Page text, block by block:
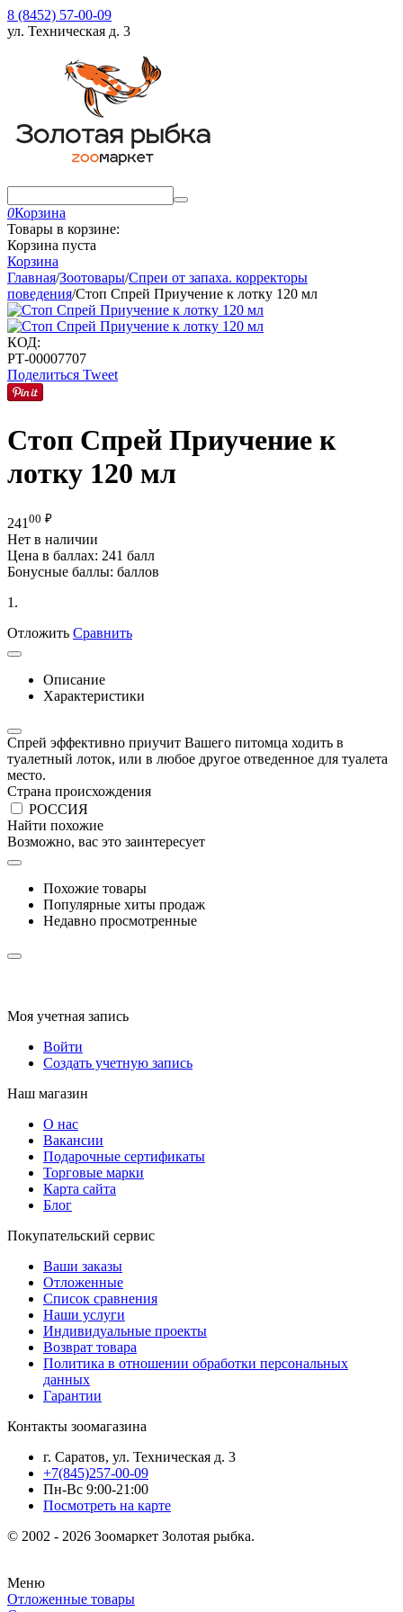
8 (8452) 57-00-09
ул. Техническая д. 3
0Корзина
Товары в корзине:
Корзина пуста
Корзина
Главная/Зоотовары/Спреи от запаха. корректоры
поведения/Стоп Спрей Приучение к лотку 120 мл
КОД:
РТ-00007707
Поделиться Tweet
Стоп Спрей Приучение к
лотку 120 мл
241 00 ₽
Нет в наличии
Цена в баллах: 241 балл
Бонусные баллы: баллов
1.
Отложить Сравнить
Описание
Характеристики
Спрей эффективно приучит Вашего питомца ходить в
туалетный лоток, или в любое другое отведенное для туалета
место.
Страна происхождения
РОССИЯ
Найти похожие
Возможно, вас это заинтересует
Похожие товары
Популярные хиты продаж
Недавно просмотренные
Моя учетная запись
Войти
Создать учетную запись
Наш магазин
О нас
Вакансии
Подарочные сертификаты
Торговые марки
Карта сайта
Блог
Покупательский сервис
Ваши заказы
Отложенные
Список сравнения
Наши услуги
Индивидуальные проекты
Возврат товара
Политика в отношении обработки персональных
данных
Гарантии
Контакты зоомагазина
г. Саратов, ул. Техническая д. 3
+7(845)257-00-09
Пн-Вс 9:00-21:00
Посмотреть на карте
© 2002 - 2026 Зоомаркет Золотая рыбка.
Меню
Отложенные товары